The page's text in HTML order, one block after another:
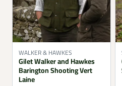
WALKER & HAWKES
Gilet Walker and Hawkes
Barington Shooting Vert
Laine